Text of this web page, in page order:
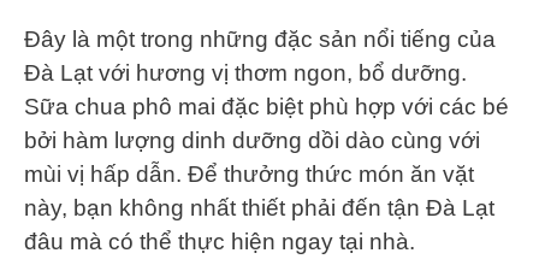
Đây là một trong những đặc sản nổi tiếng của
Đà Lạt với hương vị thơm ngon, bổ dưỡng.
Sữa chua phô mai đặc biệt phù hợp với các bé
bởi hàm lượng dinh dưỡng dồi dào cùng với
mùi vị hấp dẫn. Để thưởng thức món ăn vặt
này, bạn không nhất thiết phải đến tận Đà Lạt
đâu mà có thể thực hiện ngay tại nhà.